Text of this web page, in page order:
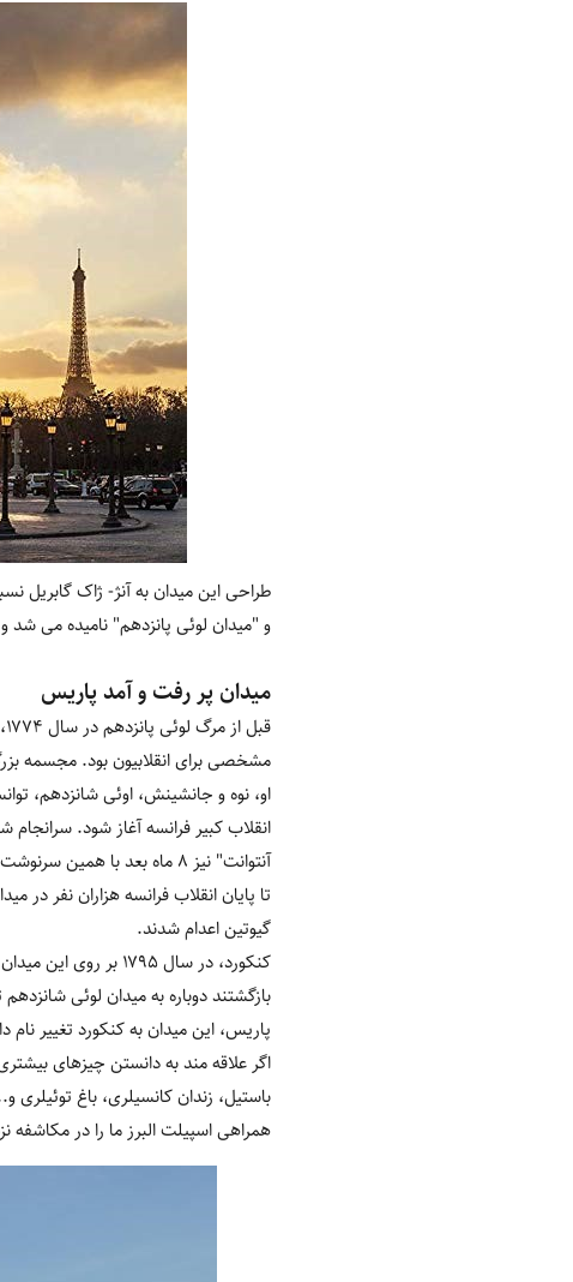
و "میدان لوئی پانزدهم" نامیده می
میدان پر رفت و آمد پاریس
مشخصی برای انقلابیون بود. مجسمه
آنتوانت" نیز ۸ ماه بعد با همین سرنوشت روبرو شد.
تا پایان انقلاب فرانسه هزاران نفر در
گیوتین اعدام شدند.
کنکورد، در سال
بازگشتند دوباره به میدان لوئی
پاریس، این میدان به کنکورد تغییر نام داد و از سال ۱۸۲۹ "ابلیسک لوکسور" (یک ابلیسک مجلل و بی نظیر
اگر علاقه مند به دانستن چیزهای
باستیل، زندان کانسیلری، باغ
همراهی اسپیلت البرز ما را در